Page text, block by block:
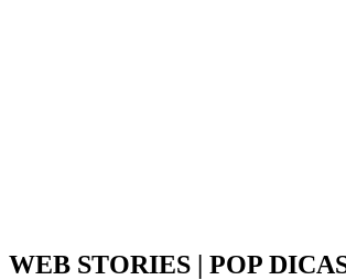
WEB STORIES | POP